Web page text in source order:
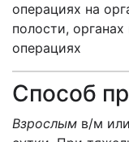
операциях на
полости,
операциях
Способ
Взрослым в/м